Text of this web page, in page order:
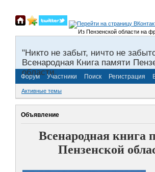
Из Пензенской области на
"Никто не забыт, ничто не
Всенародная Книга памяти
области.
Форум Участники Поиск Регистрация
Активные темы
Объявление
Всенародная книга
Пензенской